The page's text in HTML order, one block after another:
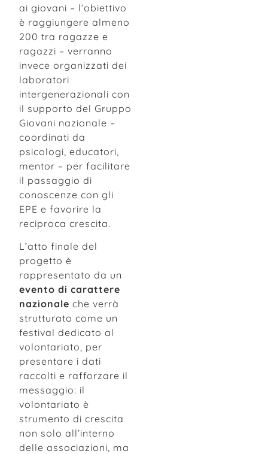
ai giovani – l’obiettivo
è raggiungere almeno
200 tra ragazze e
ragazzi – verranno
invece organizzati dei
laboratori
intergenerazionali con
il supporto del Gruppo
Giovani nazionale –
coordinati da
psicologi, educatori,
mentor – per facilitare
il passaggio di
conoscenze con gli
EPE e favorire la
reciproca crescita.
L’atto finale del
progetto è
rappresentato da un
evento di carattere
nazionale che verrà
strutturato come un
festival dedicato al
volontariato, per
presentare i dati
raccolti e rafforzare il
messaggio: il
volontariato è
strumento di crescita
non solo all’interno
delle associazioni, ma